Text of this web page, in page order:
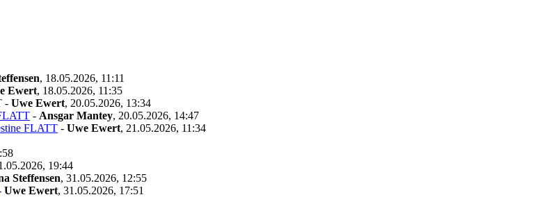
, 18.05.2026, 11:11
Ewert, 18.05.2026, 11:35
- Uwe Ewert, 20.05.2026, 13:34
- Ansgar Mantey, 20.05.2026, 14:47
FLATT - Uwe Ewert, 21.05.2026, 11:34
19:44
Steffensen, 31.05.2026, 12:55
Uwe Ewert, 31.05.2026, 17:51